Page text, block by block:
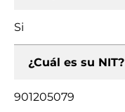
Si
¿Cuál es su NIT?
901205079